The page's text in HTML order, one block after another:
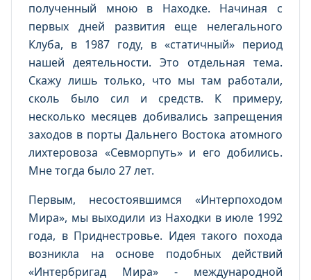
полученный мною в Находке. Начиная с
первых дней развития еще нелегального
Клуба, в 1987 году, в «статичный» период
нашей деятельности. Это отдельная тема.
Скажу лишь только, что мы там работали,
сколь было сил и средств. К примеру,
несколько месяцев добивались запрещения
заходов в порты Дальнего Востока атомного
лихтеровоза «Севморпуть» и его добились.
Мне тогда было 27 лет.
Первым, несостоявшимся «Интерпоходом
Мира», мы выходили из Находки в июле 1992
года, в Приднестровье. Идея такого похода
возникла на основе подобных действий
«Интербригад Мира» - международной